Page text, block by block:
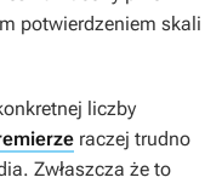
potwierdzeniem skali
liczby
raczej trudno
Zwłaszcza że to